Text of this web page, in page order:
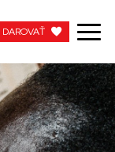
CHCEM DAROVAŤ